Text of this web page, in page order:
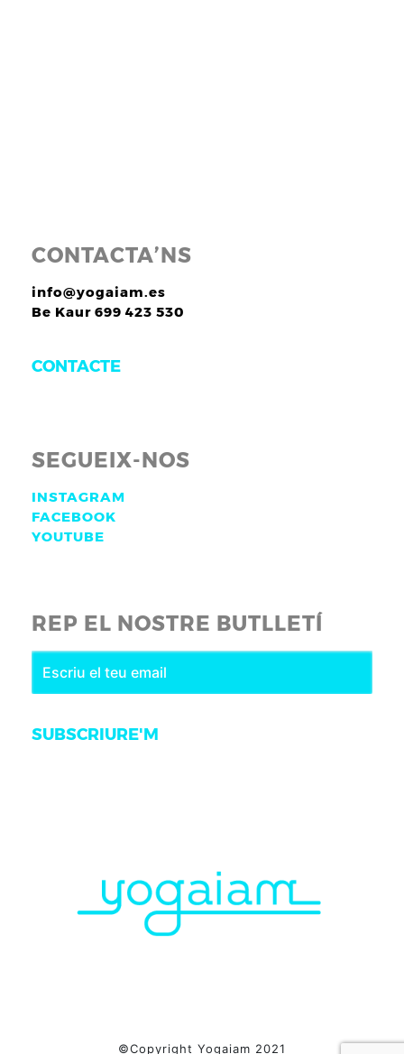
CONTACTA’NS
info@yogaiam.es
Be Kaur 699 423 530
CONTACTE
SEGUEIX-NOS
INSTAGRAM
FACEBOOK
YOUTUBE
REP EL NOSTRE BUTLLETÍ
SUBSCRIURE'M
©Copyright Yogaiam 2021